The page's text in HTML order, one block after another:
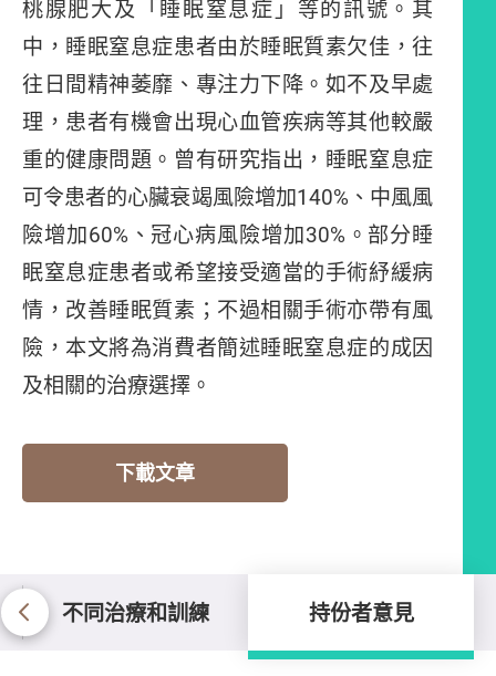
桃腺肥大及「睡眠窒息症」等的訊號。其
中，睡眠窒息症患者由於睡眠質素欠佳，往
往日間精神萎靡、專注力下降。如不及早處
理，患者有機會出現心血管疾病等其他較嚴
重的健康問題。曾有研究指出，睡眠窒息症
可令患者的心臟衰竭風險增加140%、中風風
險增加60%、冠心病風險增加30%。部分睡
眠窒息症患者或希望接受適當的手術紓緩病
情，改善睡眠質素；不過相關手術亦帶有風
險，本文將為消費者簡述睡眠窒息症的成因
及相關的治療選擇。
下載文章
不同治療和訓練 持份者意見